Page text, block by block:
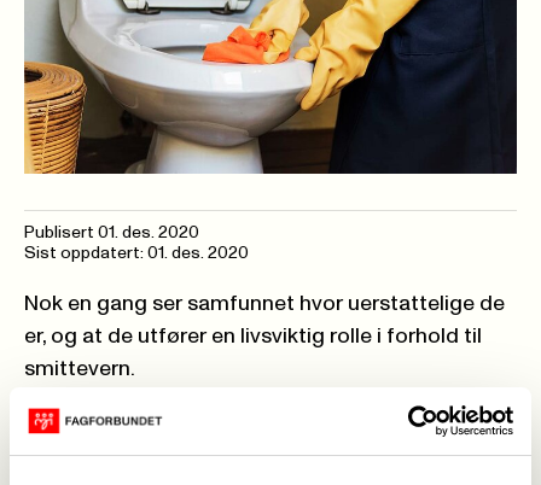
Publisert 01. des. 2020
Sist oppdatert: 01. des. 2020
Nok en gang ser samfunnet hvor uerstattelige de
er, og at de utfører en livsviktig rolle i forhold til
smittevern.
Det har blitt et større fokus på riktig renhold, og la
oss håpe at det blir en slutt på å skulle skjære ned